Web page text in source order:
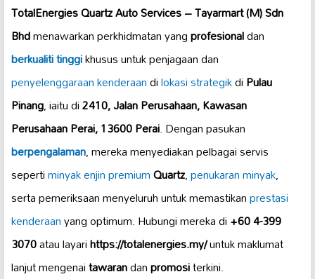
TotalEnergies Quartz Auto Services – Tayarmart (M) Sdn
Bhdmenawarkan perkhidmatan yangprofesionaldan
berkualiti tinggikhusus untuk penjagaan dan
penyelenggaraan kenderaandilokasi strategikdiPulau
Pinang, iaitu di2410, Jalan Perusahaan, Kawasan
Perusahaan Perai, 13600 Perai. Dengan pasukan
berpengalaman, mereka menyediakan pelbagai servis
sepertiminyak enjin premiumQuartz,penukaran minyak,
serta pemeriksaan menyeluruh untuk memastikanprestasi
kenderaanyang optimum. Hubungi mereka di+60 4-399
3070atau layarihttps://totalenergies.my/untuk maklumat
lanjut mengenaitawarandanpromositerkini.